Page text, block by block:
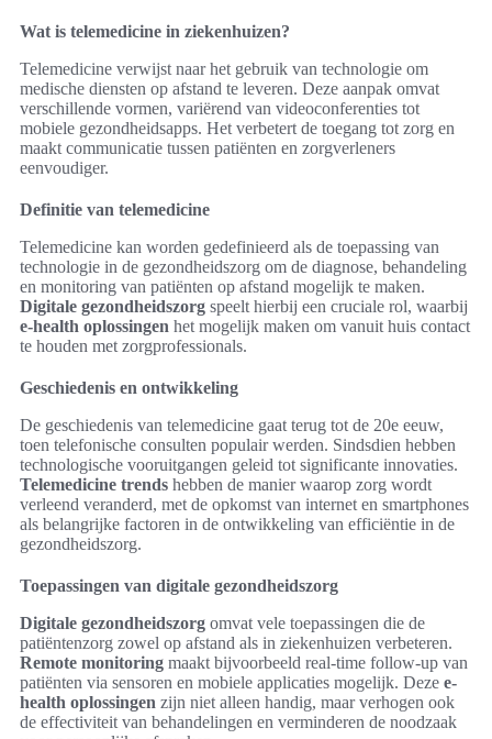
Wat is telemedicine in ziekenhuizen?
Telemedicine verwijst naar het gebruik van technologie om
medische diensten op afstand te leveren. Deze aanpak omvat
verschillende vormen, variërend van videoconferenties tot
mobiele gezondheidsapps. Het verbetert de toegang tot zorg en
maakt communicatie tussen patiënten en zorgverleners
eenvoudiger.
Definitie van telemedicine
Telemedicine kan worden gedefinieerd als de toepassing van
technologie in de gezondheidszorg om de diagnose, behandeling
en monitoring van patiënten op afstand mogelijk te maken.
Digitale gezondheidszorg speelt hierbij een cruciale rol, waarbij
e-health oplossingen het mogelijk maken om vanuit huis contact
te houden met zorgprofessionals.
Geschiedenis en ontwikkeling
De geschiedenis van telemedicine gaat terug tot de 20e eeuw,
toen telefonische consulten populair werden. Sindsdien hebben
technologische vooruitgangen geleid tot significante innovaties.
Telemedicine trends hebben de manier waarop zorg wordt
verleend veranderd, met de opkomst van internet en smartphones
als belangrijke factoren in de ontwikkeling van efficiëntie in de
gezondheidszorg.
Toepassingen van digitale gezondheidszorg
Digitale gezondheidszorg omvat vele toepassingen die de
patiëntenzorg zowel op afstand als in ziekenhuizen verbeteren.
Remote monitoring maakt bijvoorbeeld real-time follow-up van
patiënten via sensoren en mobiele applicaties mogelijk. Deze e-
health oplossingen zijn niet alleen handig, maar verhogen ook
de effectiviteit van behandelingen en verminderen de noodzaak